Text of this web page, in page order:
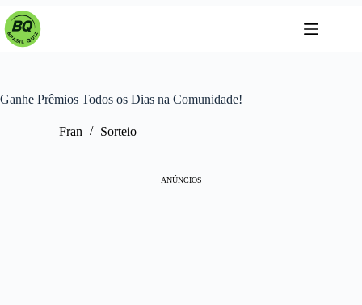
Pular
para
Ganhe Prêmios Todos os Dias na Comunidade!
Fran Sorteio
ANÚNCIOS